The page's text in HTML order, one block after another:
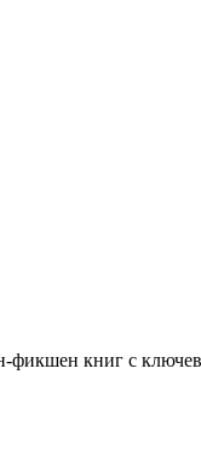
фикшен книг с